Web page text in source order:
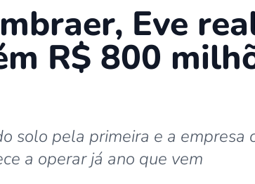
Eve
R$ 800
solo pela primeira e a
a operar já ano que vem